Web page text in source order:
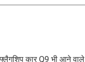
कार Q9 भी आने वाले